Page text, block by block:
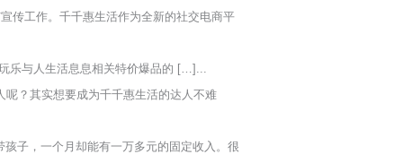
传工作。千千惠生活作为全新的社交电商平
乐与人生活息息相关特价爆品的 […]...
？其实想要成为千千惠生活的达人不难
子，一个月却能有一万多元的固定收入。很